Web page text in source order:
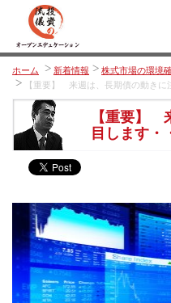
ホーム 新着情報
株式市場の環境
【重要】 来週は、長期債の動きに
【重要】
目します・